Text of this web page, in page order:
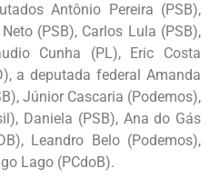
Antônio Pereira (PSB),
(PSB), Carlos Lula (PSB),
Cunha (PL), Eric Costa
a deputada federal Amanda
Júnior Cascaria (Podemos),
Daniela (PSB), Ana do Gás
Leandro Belo (Podemos),
Lago (PCdoB).